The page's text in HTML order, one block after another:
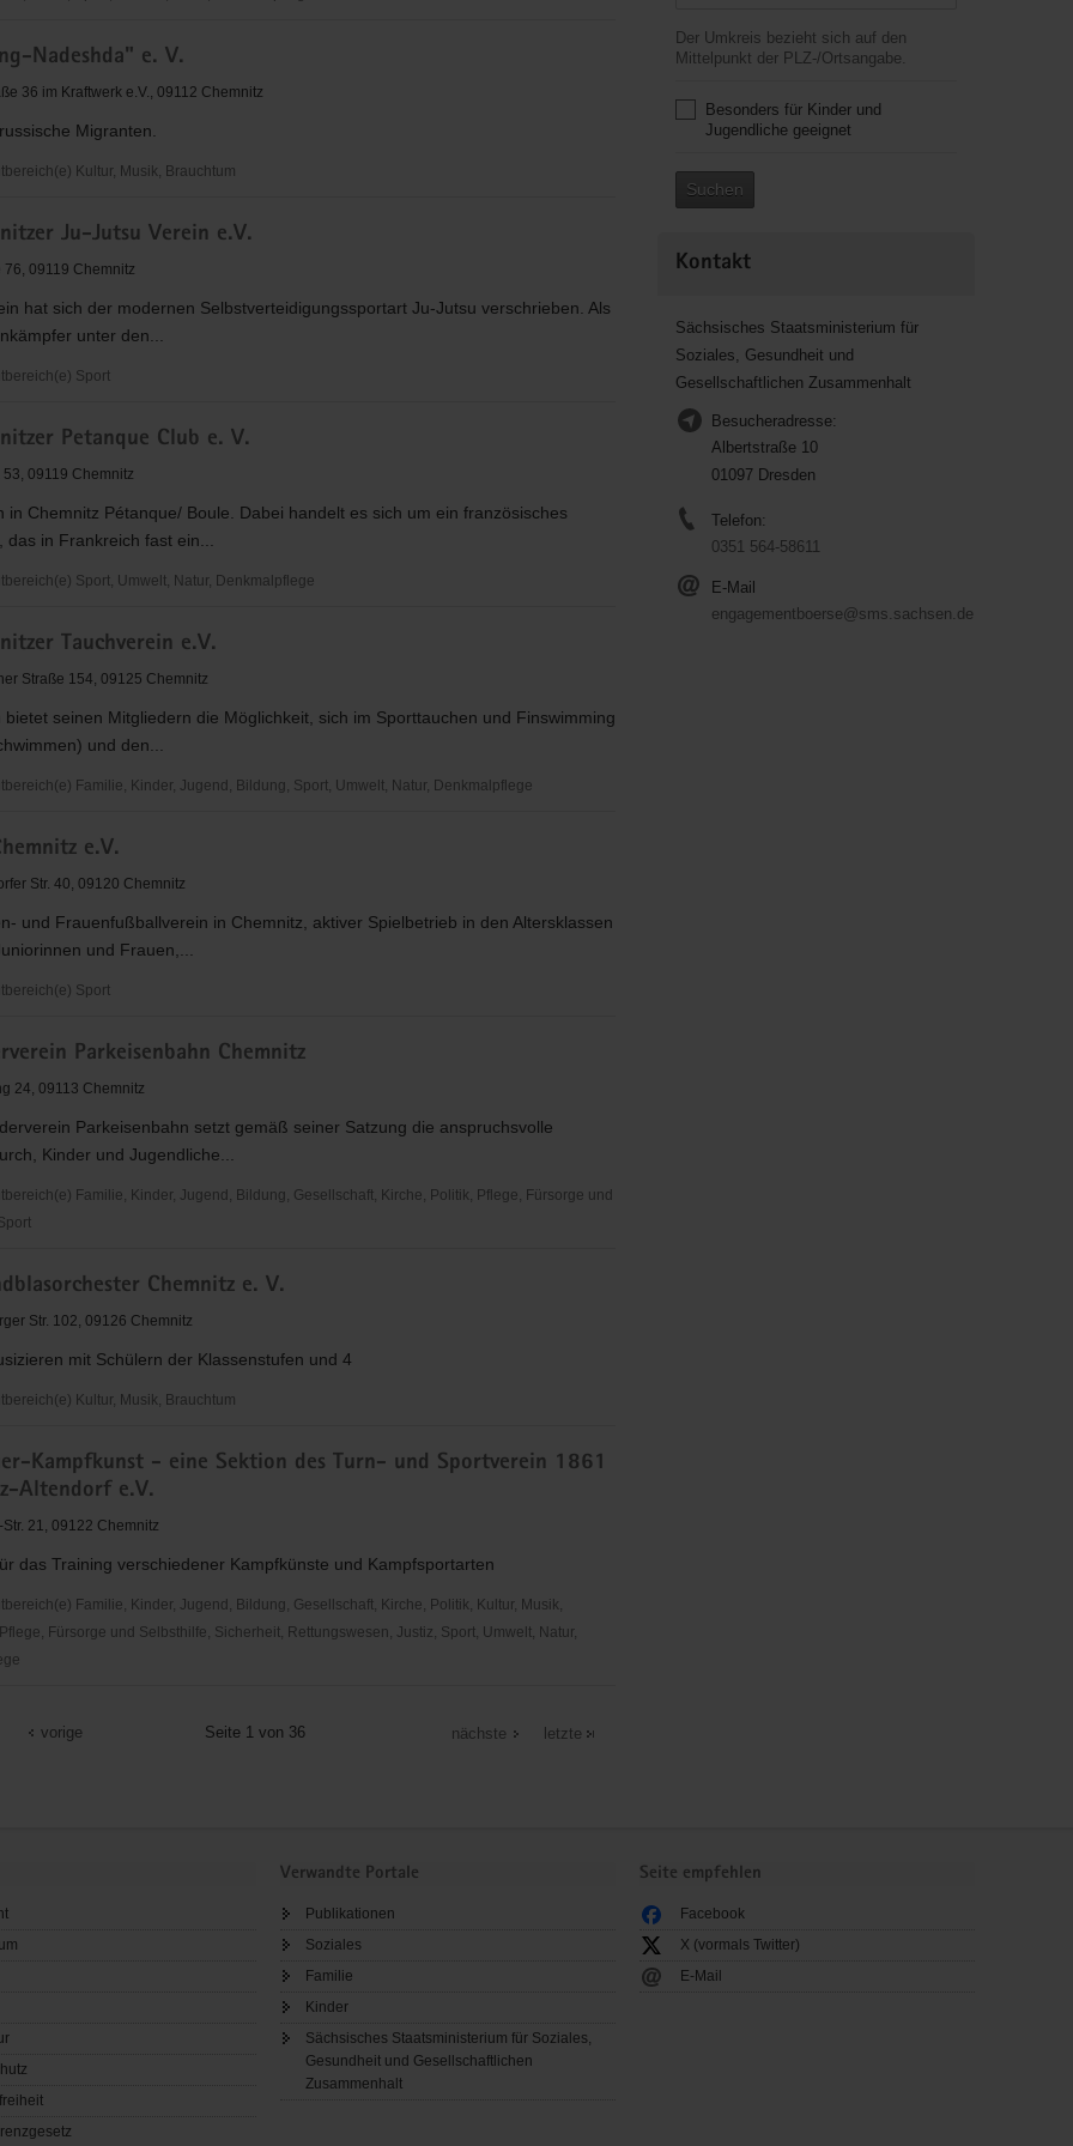
Nadeshda" e. V.
36 im Kraftwerk e.V., 09112 Chemnitz
Migranten.
Kultur, Musik, Brauchtum
Ju-Jutsu Verein e.V.
76, 09119 Chemnitz
hat sich der modernen Selbstverteidigungssportart Ju-Jutsu verschrieben. Als
unter den...
Sport
Petanque Club e. V.
53, 09119 Chemnitz
in Chemnitz Pétanque/ Boule. Dabei handelt es sich um ein französisches
das in Frankreich fast ein...
Sport, Umwelt, Natur, Denkmalpflege
Tauchverein e.V.
Straße 154, 09125 Chemnitz
bietet seinen Mitgliedern die Möglichkeit, sich im Sporttauchen und Finswimming
und den...
Familie, Kinder, Jugend, Bildung, Sport, Umwelt, Natur, Denkmalpflege
e.V.
Str. 40, 09120 Chemnitz
und Frauenfußballverein in Chemnitz, aktiver Spielbetrieb in den Altersklassen
und Frauen,...
Sport
Parkeisenbahn Chemnitz
24, 09113 Chemnitz
Parkeisenbahn setzt gemäß seiner Satzung die anspruchsvolle
Kinder und Jugendliche...
Familie, Kinder, Jugend, Bildung, Gesellschaft, Kirche, Politik, Pflege, Fürsorge und
Chemnitz e. V.
Str. 102, 09126 Chemnitz
mit Schülern der Klassenstufen und 4
Kultur, Musik, Brauchtum
Kampfkunst - eine Sektion des Turn- und Sportverein 1861
Altendorf e.V.
21, 09122 Chemnitz
das Training verschiedener Kampfkünste und Kampfsportarten
Familie, Kinder, Jugend, Bildung, Gesellschaft, Kirche, Politik, Kultur, Musik,
Fürsorge und Selbsthilfe, Sicherheit, Rettungswesen, Justiz, Sport, Umwelt, Natur,
vorige Seite 1 von 36 nächste letzte
Der Umkreis bezieht sich auf den
Mittelpunkt der PLZ-/Ortsangabe.
Besonders für Kinder und
Jugendliche geeignet
Suchen
Kontakt
Sächsisches Staatsministerium für
Soziales, Gesundheit und
Gesellschaftlichen Zusammenhalt
Besucheradresse:
Albertstraße 10
01097 Dresden
Telefon:
0351 564-58611
E-Mail
engagementboerse@sms.sachsen.de
Verwandte Portale
Publikationen
Soziales
Familie
Kinder
Sächsisches Staatsministerium für Soziales,
Gesundheit und Gesellschaftlichen
Zusammenhalt
Seite empfehlen
Facebook
X (vormals Twitter)
E-Mail